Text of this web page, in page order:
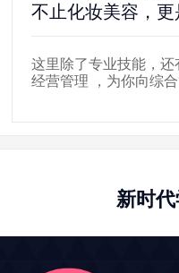
不止化妆美容，
这里除了专业技能，还
经营管理 ，为你向综
新时